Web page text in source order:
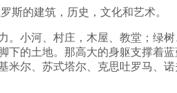
斯的建筑，历史，文化和艺术。
小河、村庄，木屋、教堂；绿
的土地。那高大的身躯支撑着
尔、苏式塔尔、克思吐罗马、诺